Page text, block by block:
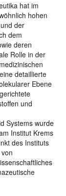
hat im
hohen
der
dem
deren
Rolle in der
detaillierte
Ebene
und
Systems wurde
Institut Krems
des Instituts